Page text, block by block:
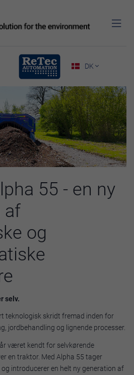

DK 
55 - en ny
af
og
selv.
teknologisk skridt fremad inden for
jordbehandling og lignende processer.
været kendt for selvkørende
en traktor. Med Alpha 55 tager
introducerer en helt ny generation af